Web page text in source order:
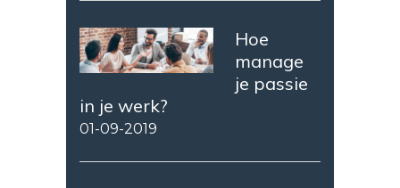
Hoe
manage
je passie
in je werk?
01-09-2019